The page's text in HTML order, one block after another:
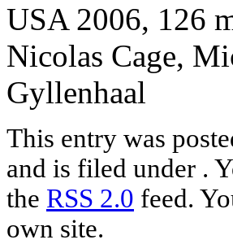
USA 2006, 126
Nicolas Cage,
Gyllenhaal
This entry was
and is filed under .
the RSS 2.0 feed.
own site.